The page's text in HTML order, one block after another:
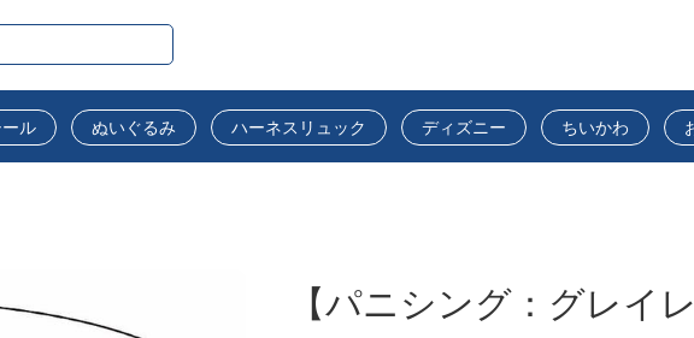
ル ぬいぐるみ ハーネスリュック ディズニー ちいかわ
【パニシング：グレイ